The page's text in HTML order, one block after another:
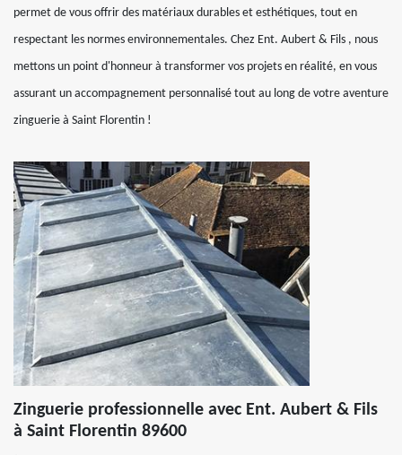
permet de vous offrir des matériaux durables et esthétiques, tout en
respectant les normes environnementales. Chez Ent. Aubert & Fils , nous
mettons un point d'honneur à transformer vos projets en réalité, en vous
assurant un accompagnement personnalisé tout au long de votre aventure
zinguerie à Saint Florentin !
Zinguerie professionnelle avec Ent. Aubert & Fils
à Saint Florentin 89600